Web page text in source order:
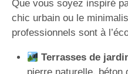
Que vous soyez inspiré
chic urbain ou le
professionnels sont à
Terrasses de